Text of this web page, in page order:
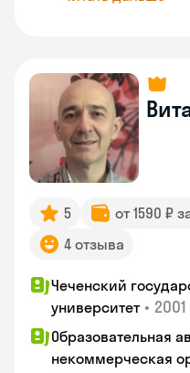
5 от 1590 ₽
4 отзыва
Чеченский
университет • 2001
Образовательная
некоммерческая